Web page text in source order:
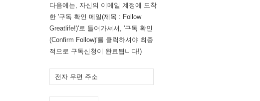
다음에는, 자신의 이메일 계정에 도착
한 '구독 확인 메일(제목 : Follow
Greatlife!)'로 들어가셔서, '구독 확인
(Confirm Follow)'를 클릭하셔야 최종
적으로 구독신청이 완료됩니다!)
자
우